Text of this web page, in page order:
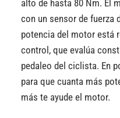
alto de hasta 80 Nm. El
con un sensor de fuerza
potencia del motor está
control, que evalúa
pedaleo del ciclista. En
para que cuanta más
más te ayude el motor.